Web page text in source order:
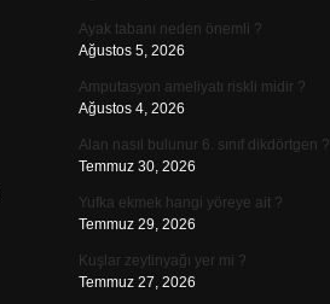
Ayak tabanı neden önemli ?
Ağustos 5, 2026
Amputasyon ameliyatı riskli midir ?
Ağustos 4, 2026
Alan nasıl bulunur 6. sınıf dikdörtgen ?
Temmuz 30, 2026
Yufka ekmek hangi yöreye ait ?
Temmuz 29, 2026
Kuşlar zeytinyağı yer mi ?
Temmuz 27, 2026